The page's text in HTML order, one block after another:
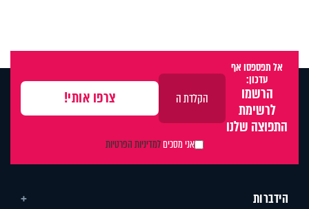
אל תפספסו אף
עדכון:
הרשמו
לרשימת
התפוצה שלנו
אני מסכיםלמדיניות הפרטיות
הידברות